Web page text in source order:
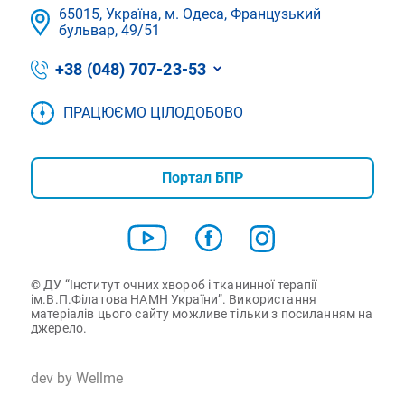
65015, Україна, м. Одеса, Французький
бульвар, 49/51
+38 (048) 707-23-53
ПРАЦЮЄМО ЦІЛОДОБОВО
Портал БПР
© ДУ “Інститут очних хвороб і тканинної терапії
ім.В.П.Філатова НАМН України”. Використання
матеріалів цього сайту можливе тільки з посиланням на
джерело.
dev by Wellme